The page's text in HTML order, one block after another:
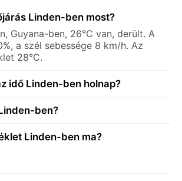
Linden-ben most?
Guyana-ben, 26°C van, derült. A
a szél sebessége 8 km/h. Az
28°C.
idő Linden-ben holnap?
ben?
Linden-ben ma?